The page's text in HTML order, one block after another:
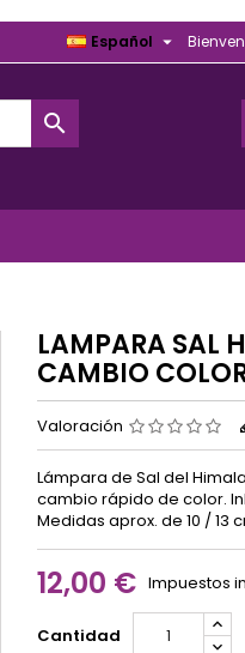
Español 

LAMPARA SAL
CAMBIO
Valoración
Lámpara de Sal del
cambio rápido de color.
Medidas aprox. de 10 / 13
12,00 € Impuestos
Cantidad